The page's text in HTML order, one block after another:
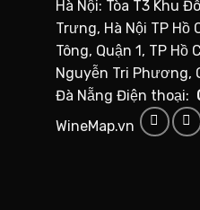
Hà Nội: Tòa T3 Khu
Trưng, Hà Nội TP
Tông, Quận 1, TP
Nguyễn Tri Phương,
Đà Nẵng Điện thoại:
WineMap.vn